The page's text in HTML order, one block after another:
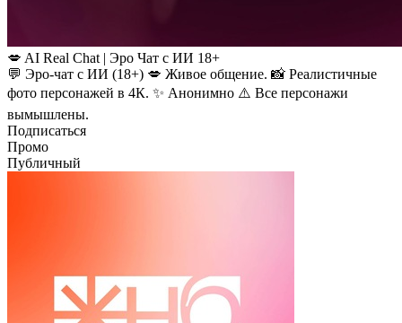
💋 AI Real Chat | Эро Чат с ИИ 18+
💬 Эро-чат с ИИ (18+) 💋 Живое общение. 📸 Реалистичные
фото персонажей в 4К. ✨ Анонимно ⚠️ Все персонажи
вымышлены.
Подписаться
Промо
Публичный